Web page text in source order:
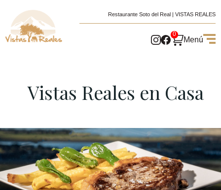
Restaurante Soto del Real | VISTAS REALES
0
Menú
Vistas Reales en Casa